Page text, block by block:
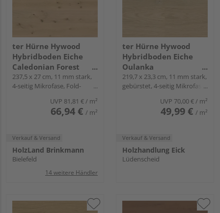
ter Hürne Hywood
Hybridboden Eiche
Caledonian Forest
Landhausdiele natur-
geölt extramatt
natürlich - Noblesse
237,5 x 27 cm, 11 mm stark,
4-seitig Mikrofase, Fold-
UVP 81,81 €/ m²
66,94 € / m²
Verkauf & Versand
HolzLand Brinkmann
Bielefeld
14 weitere Händler
ter Hürne Hywood
Hybridboden Eiche
Oulanka
Landhausdiele lackiert
ausgeglichen - CLASSIC
COLLECTION
219,7 x 23,3 cm, 11 mm stark,
gebürstet, 4-seitig Mikrofase,
UVP 70,00 €/ m²
49,99 € / m²
Verkauf & Versand
Holzhandlung Eick
Lüdenscheid